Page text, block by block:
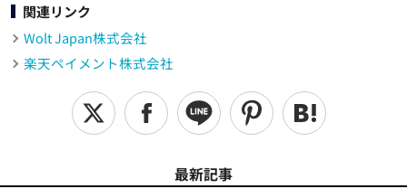
関連リンク
Wolt Japan株式会社
楽天ペイメント株式会社
最新記事